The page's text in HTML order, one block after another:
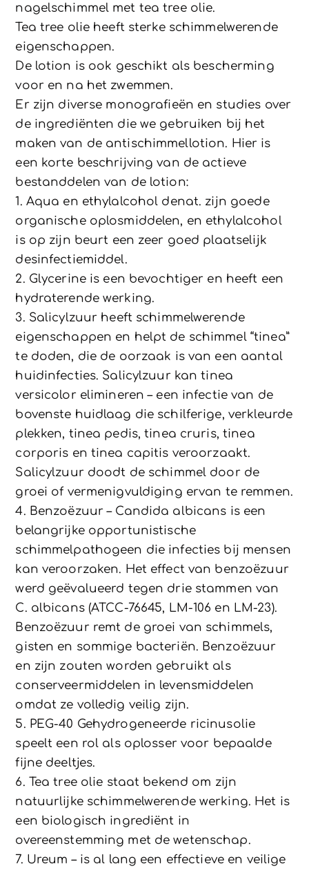
nagelschimmel met tea tree olie.
Tea tree olie heeft sterke schimmelwerende
eigenschappen.
De lotion is ook geschikt als bescherming
voor en na het zwemmen.
Er zijn diverse monografieën en studies over
de ingrediënten die we gebruiken bij het
maken van de antischimmellotion. Hier is
een korte beschrijving van de actieve
bestanddelen van de lotion:
1. Aqua en ethylalcohol denat. zijn goede
organische oplosmiddelen, en ethylalcohol
is op zijn beurt een zeer goed plaatselijk
desinfectiemiddel.
2. Glycerine is een bevochtiger en heeft een
hydraterende werking.
3. Salicylzuur heeft schimmelwerende
eigenschappen en helpt de schimmel “tinea”
te doden, die de oorzaak is van een aantal
huidinfecties. Salicylzuur kan tinea
versicolor elimineren – een infectie van de
bovenste huidlaag die schilferige, verkleurde
plekken, tinea pedis, tinea cruris, tinea
corporis en tinea capitis veroorzaakt.
Salicylzuur doodt de schimmel door de
groei of vermenigvuldiging ervan te remmen.
4. Benzoëzuur – Candida albicans is een
belangrijke opportunistische
schimmelpathogeen die infecties bij mensen
kan veroorzaken. Het effect van benzoëzuur
werd geëvalueerd tegen drie stammen van
C. albicans (ATCC-76645, LM-106 en LM-23). ​​
Benzoëzuur remt de groei van schimmels,
gisten en sommige bacteriën. Benzoëzuur
en zijn zouten worden gebruikt als
conserveermiddelen in levensmiddelen
omdat ze volledig veilig zijn.
5. PEG-40 Gehydrogeneerde ricinusolie
speelt een rol als oplosser voor bepaalde
fijne deeltjes.
6. Tea tree olie staat bekend om zijn
natuurlijke schimmelwerende werking. Het is
een biologisch ingrediënt in
overeenstemming met de wetenschap.
7. Ureum – is al lang een effectieve en veilige